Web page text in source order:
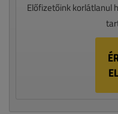
Előfizetőink korlátlanul